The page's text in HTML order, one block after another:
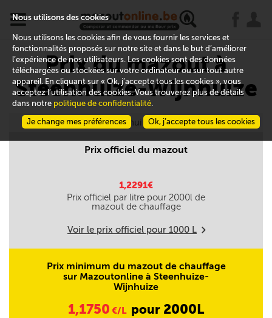
x
Prix du mazout à
Steenhuize-Wijnhuize
Aujourd'hui le 10/08
Prix officiel du mazout
1,2291€
Prix officiel par litre pour 2000l de
mazout de chauffage
Voir le prix officiel pour 1000 L m
Prix minimum du mazout de chauffage
sur Mazoutonline à Steenhuize-
Wijnhuize
1,1750 €/L pour 2000L
Nous utilisons des cookies
Nous utilisons les cookies afin de vous fournir les services et
fonctionnalités proposés sur notre site et dans le but d’améliorer
l’expérience de nos utilisateurs. Les cookies sont des données
téléchargées ou stockées sur votre ordinateur ou sur tout autre
appareil. En cliquant sur « Ok, j’accepte tous les cookies », vous
acceptez l’utilisation des cookies. Vous trouverez plus de détails
dans notre politique de confidentialité.
Ok, j’accepte tous les cookies
Je change mes préférences